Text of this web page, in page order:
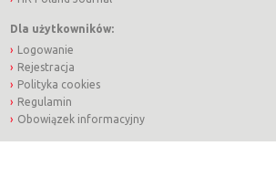
Dla użytkowników:
Logowanie
Rejestracja
Polityka cookies
Regulamin
Obowiązek informacyjny